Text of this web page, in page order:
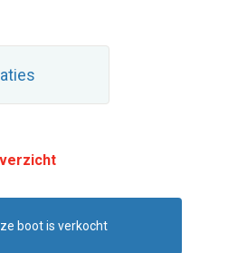
boot is verkocht